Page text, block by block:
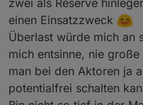
hatte, sondern
Überlastung
Stunden mit
gesagt, der
zwei als Reserve
einen Einsatzzweck
Überlast würde mich an
mich entsinne, nie
man bei den Aktoren ja
potentialfrei schalten